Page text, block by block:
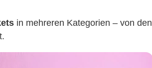
in mehreren Kategorien – von den